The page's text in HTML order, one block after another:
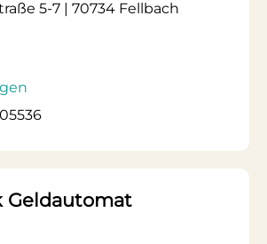
5-7 | 70734 Fellbach
Geldautomat